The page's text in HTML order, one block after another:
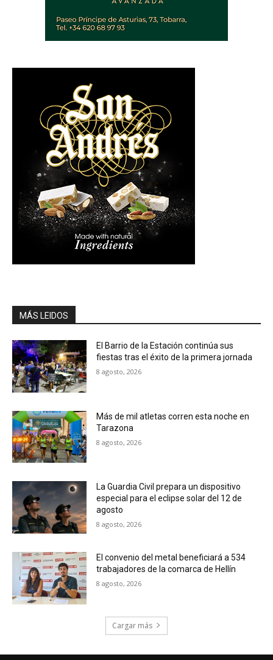
MÁS LEIDOS
El Barrio de la Estación continúa sus
fiestas tras el éxito de la primera jornada
8 agosto, 2026
Más de mil atletas corren esta noche en
Tarazona
8 agosto, 2026
La Guardia Civil prepara un dispositivo
especial para el eclipse solar del 12 de
agosto
8 agosto, 2026
El convenio del metal beneficiará a 534
trabajadores de la comarca de Hellín
8 agosto, 2026
Cargar más